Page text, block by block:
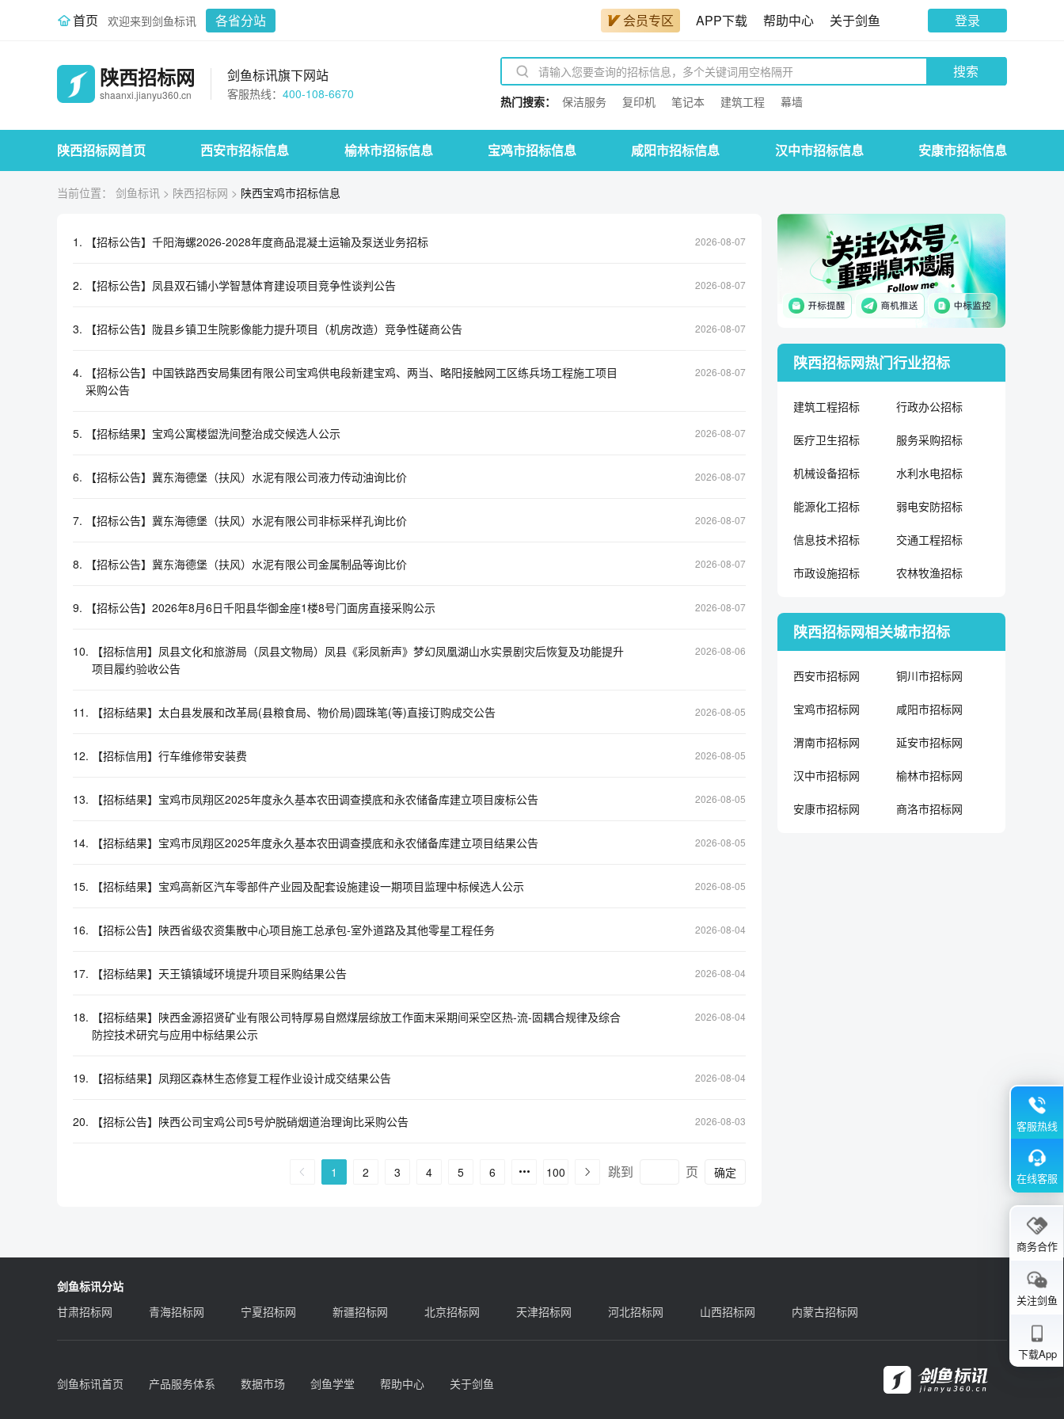
首页 欢迎来到剑鱼标讯 各省分站 会员专区 APP下载 帮助中心 关于剑鱼 登录
陕西招标网
shaanxi.jianyu360.cn
剑鱼标讯旗下网站
客服热线： 400-108-6670
搜索
热门搜索： 保洁服务 复印机 笔记本 建筑工程 幕墙
陕西招标网首页 西安市招标信息 榆林市招标信息 宝鸡市招标信息 咸阳市招标信息 汉中市招标信息 安康市招标信息
当前位置： 剑鱼标讯 > 陕西招标网 > 陕西宝鸡市招标信息
1. 【招标公告】千阳海螺2026-2028年度商品混凝土运输及泵送业务招标 2026-08-07
2. 【招标公告】凤县双石铺小学智慧体育建设项目竞争性谈判公告 2026-08-07
3. 【招标公告】陇县乡镇卫生院影像能力提升项目（机房改造）竞争性磋商公告 2026-08-07
4.
【招标公告】中国铁路西安局集团有限公司宝鸡供电段新建宝鸡、两当、略阳接触网工区练兵场工程施工项目
采购公告
2026-08-07
5. 【招标结果】宝鸡公寓楼盥洗间整治成交候选人公示 2026-08-07
6. 【招标公告】冀东海德堡（扶风）水泥有限公司液力传动油询比价 2026-08-07
7. 【招标公告】冀东海德堡（扶风）水泥有限公司非标采样孔询比价 2026-08-07
8. 【招标公告】冀东海德堡（扶风）水泥有限公司金属制品等询比价 2026-08-07
9. 【招标公告】2026年8月6日千阳县华御金座1楼8号门面房直接采购公示 2026-08-07
10.
【招标信用】凤县文化和旅游局（凤县文物局）凤县《彩凤新声》梦幻凤凰湖山水实景剧灾后恢复及功能提升
项目履约验收公告
2026-08-06
11. 【招标结果】太白县发展和改革局(县粮食局、物价局)圆珠笔(等)直接订购成交公告 2026-08-05
12. 【招标信用】行车维修带安装费 2026-08-05
13. 【招标结果】宝鸡市凤翔区2025年度永久基本农田调查摸底和永农储备库建立项目废标公告 2026-08-05
14. 【招标结果】宝鸡市凤翔区2025年度永久基本农田调查摸底和永农储备库建立项目结果公告 2026-08-05
15. 【招标结果】宝鸡高新区汽车零部件产业园及配套设施建设一期项目监理中标候选人公示 2026-08-05
16. 【招标公告】陕西省级农资集散中心项目施工总承包-室外道路及其他零星工程任务 2026-08-04
17. 【招标结果】天王镇镇域环境提升项目采购结果公告 2026-08-04
18.
【招标结果】陕西金源招贤矿业有限公司特厚易自燃煤层综放工作面末采期间采空区热-流-固耦合规律及综合
防控技术研究与应用中标结果公示
2026-08-04
19. 【招标结果】凤翔区森林生态修复工程作业设计成交结果公告 2026-08-04
20. 【招标公告】陕西公司宝鸡公司5号炉脱硝烟道治理询比采购公告 2026-08-03
1 2 3 4 5 6 100 跳到 页 确定
陕西招标网热门行业招标
建筑工程招标 行政办公招标
医疗卫生招标 服务采购招标
机械设备招标 水利水电招标
能源化工招标 弱电安防招标
信息技术招标 交通工程招标
市政设施招标 农林牧渔招标
陕西招标网相关城市招标
西安市招标网 铜川市招标网
宝鸡市招标网 咸阳市招标网
渭南市招标网 延安市招标网
汉中市招标网 榆林市招标网
安康市招标网 商洛市招标网
客服热线
在线客服
商务合作
关注剑鱼
下载App
剑鱼标讯分站
甘肃招标网
青海招标网 宁夏招标网 新疆招标网 北京招标网 天津招标网 河北招标网 山西招标网 内蒙古招标网
剑鱼标讯首页 产品服务体系 数据市场 剑鱼学堂 帮助中心 关于剑鱼